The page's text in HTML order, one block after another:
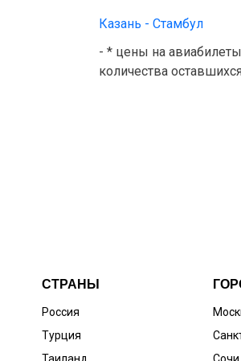
Казань - Стамбул
- * цены на
количества
СТРАНЫ
Россия
Турция